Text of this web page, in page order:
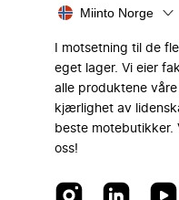
Miinto Norge
I motsetning til de
eget lager. Vi eier
alle produktene
kjærlighet av
beste motebutikker.
oss!